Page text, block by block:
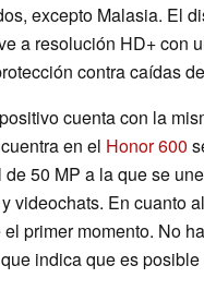
excepto Malasia. El
a resolución HD+ con
contra caídas
cuenta con la
en el Honor 600
50 MP a la que se
videochats. En cuanto
primer momento. No
indica que es